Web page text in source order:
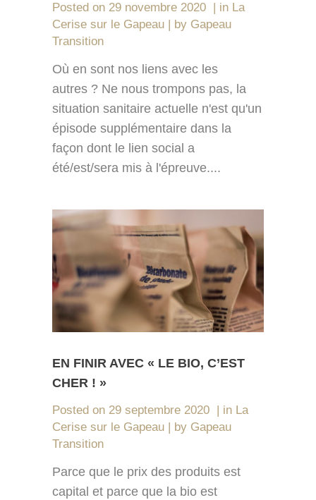
Posted on 29 novembre 2020 in La
Cerise sur le Gapeau
by Gapeau
Transition
Où en sont nos liens avec les
autres ? Ne nous trompons pas, la
situation sanitaire actuelle n'est qu'un
épisode supplémentaire dans la
façon dont le lien social a
été/est/sera mis à l'épreuve....
EN FINIR AVEC « LE BIO, C’EST
CHER ! »
Posted on 29 septembre 2020 in La
Cerise sur le Gapeau
by Gapeau
Transition
Parce que le prix des produits est
capital et parce que la bio est